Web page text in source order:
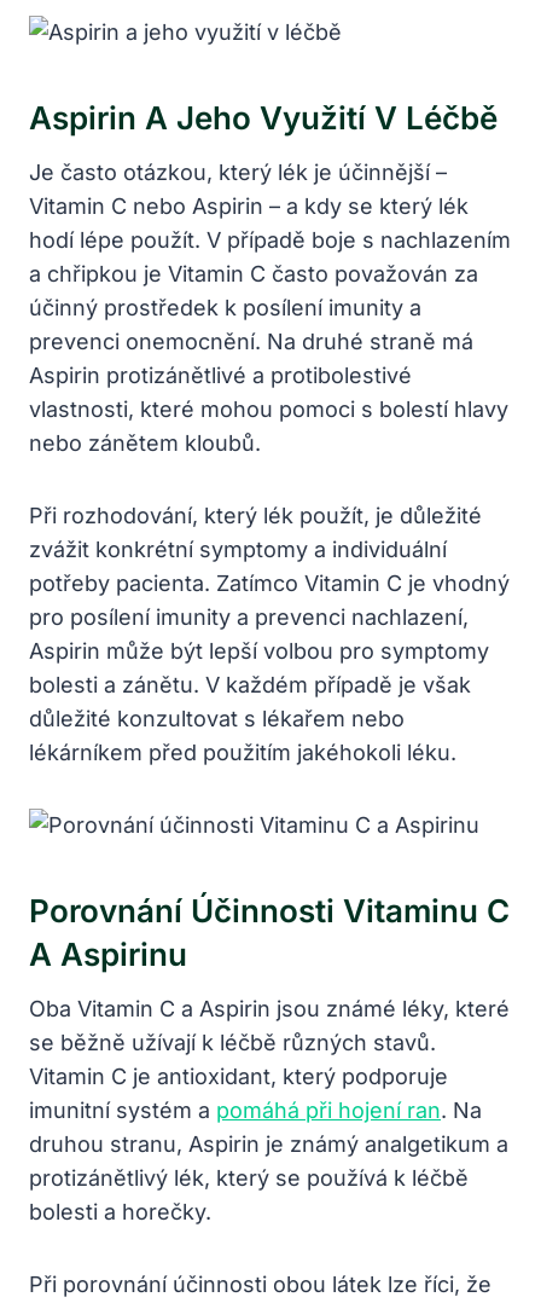
Aspirin A Jeho Využití V Léčbě
Je často otázkou, který lék je účinnější –
Vitamin C nebo Aspirin – a kdy se který lék
hodí lépe použít. V případě boje s nachlazením
a chřipkou je Vitamin C často považován za
účinný prostředek k posílení imunity a
prevenci onemocnění. Na druhé straně má
Aspirin protizánětlivé a protibolestivé
vlastnosti, které mohou pomoci s bolestí hlavy
nebo zánětem kloubů.
Při rozhodování, který lék použít, je důležité
zvážit konkrétní symptomy a individuální
potřeby pacienta. Zatímco Vitamin C je vhodný
pro posílení imunity a prevenci nachlazení,
Aspirin může být lepší volbou pro symptomy
bolesti a zánětu. V každém případě je však
důležité konzultovat s lékařem nebo
lékárníkem před použitím jakéhokoli léku.
Porovnání Účinnosti Vitaminu C
A Aspirinu
Oba Vitamin C a Aspirin jsou známé léky, které
se běžně užívají k léčbě různých stavů.
Vitamin C je antioxidant, který podporuje
imunitní systém a pomáhá při hojení ran. Na
druhou stranu, Aspirin je známý analgetikum a
protizánětlivý lék, který se používá k léčbě
bolesti a horečky.
Při porovnání účinnosti obou látek lze říci, že